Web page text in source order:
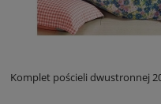
Komplet pościeli dwustronnej